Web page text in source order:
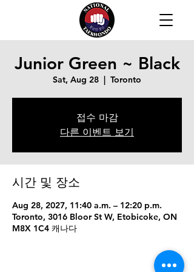
Junior Green ~ Black
Sat, Aug 28
  |
Toronto
접수 마감
다른 이벤트 보기
시간 및 장소
Aug 28, 2027, 11:40 a.m. – 12:20 p.m.
Toronto, 3016 Bloor St W, Etobicoke, ON
M8X 1C4 캐나다